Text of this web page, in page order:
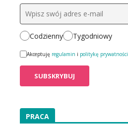
Codzienny Tygodniowy
Akceptuję regulamin i politykę prywatności
PRACA